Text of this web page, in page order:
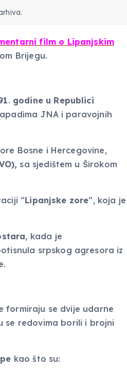
film o Lipanjskim
Brijegu.
. godine u Republici
JNA i paravojnih
Bosne i Hercegovine,
sa sjedištem u Širokom
“Lipanjske zore“, koja je
, kada je
srpskog agresora iz
formiraju se dvije udarne
se redovima borili i brojni
kao što su: